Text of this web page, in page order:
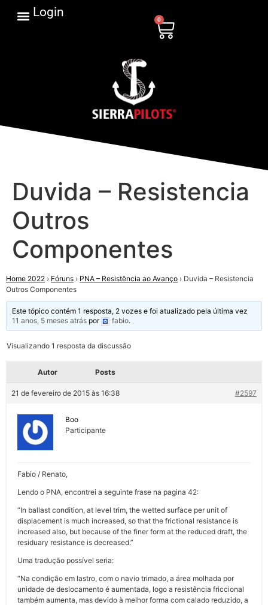
Login
0
Duvida – Resistencia
Outros
Componentes
Home 2022 › Fóruns › PNA – Resistência ao Avanço › Duvida – Resistencia
Outros Componentes
Este tópico contém 1 resposta, 2 vozes e foi atualizado pela última vez
11 anos, 5 meses atrás por fabio.
Visualizando 1 resposta da discussão
Autor Posts
21 de fevereiro de 2015 às 16:38 #2597
Boo
Participante
Fabio / Renato,
Lendo o PNA, encontrei a seguinte frase na pagina 42:
“In ballast condition, at level trim, the wetted surface per unit of
displacement is much increased, so that the frictional resistance is
increased also, but because of the finer form at the reduced draft, the
residuary resistance is decreased.”
Uma tradução possível seria:
“Na condição em lastro, com o navio trimado, a área molhada por
unidade de deslocamento é aumentada, logo a resistência friccional
também aumenta, mas devido à melhor forma com calado reduzido, a